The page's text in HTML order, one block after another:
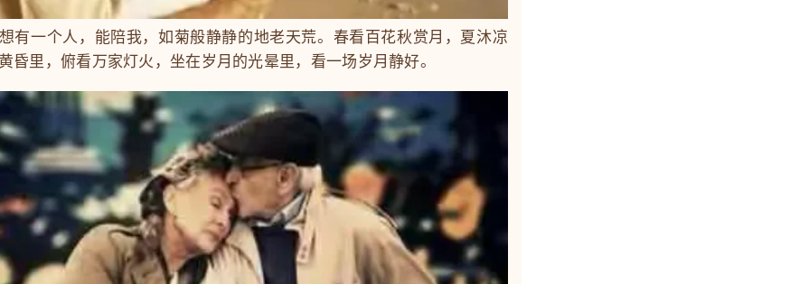
一个人，能陪我，如菊般静静的地老天荒。春看百花秋赏月，夏沐凉
昏里，俯看万家灯火，坐在岁月的光晕里，看一场岁月静好。